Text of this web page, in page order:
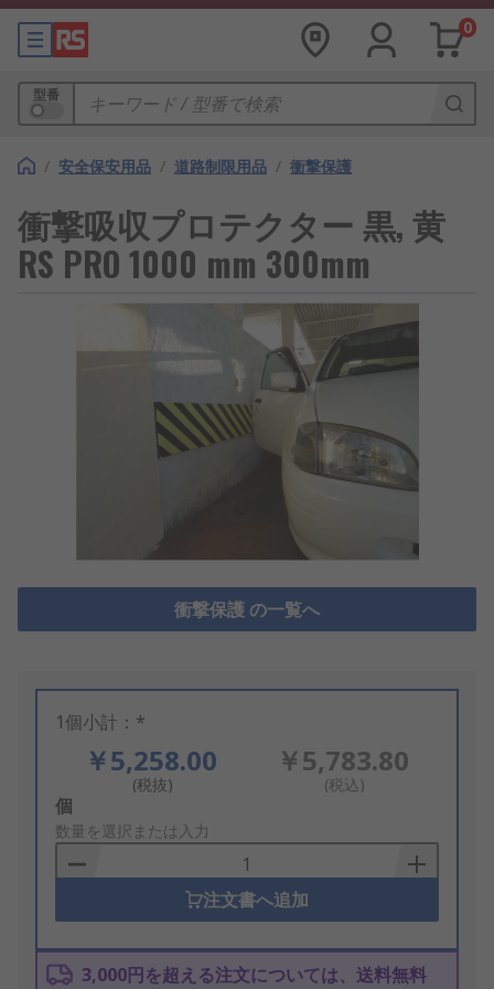
0
型番
/ 安全保安用品 / 道路制限用品 / 衝撃保護
衝撃吸収プロテクター 黒, 黄
RS PRO 1000 mm 300mm
衝撃保護 の一覧へ
1個小計：*
￥5,258.00
(税抜)
￥5,783.80
(税込)
Add
to
Basket
個
数量を選択または入力
注文書へ追加
3,000円を超える注文については、送料無料